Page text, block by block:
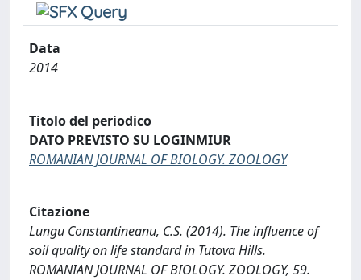
Data
2014
Titolo del periodico
DATO PREVISTO SU LOGINMIUR
ROMANIAN JOURNAL OF BIOLOGY. ZOOLOGY
Citazione
Lungu Constantineanu, C.S. (2014). The influence of
soil quality on life standard in Tutova Hills.
ROMANIAN JOURNAL OF BIOLOGY. ZOOLOGY, 59.